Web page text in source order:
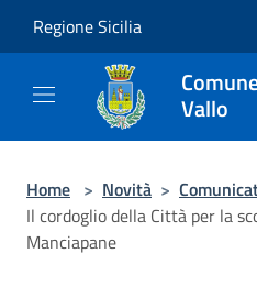
Regione Sicilia
Vallo
Home > Novità >
Il cordoglio della Città per la
Manciapane